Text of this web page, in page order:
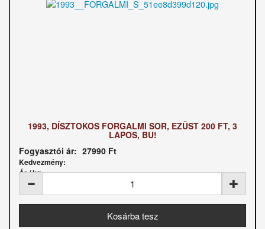
1993, DÍSZTOKOS FORGALMI SOR, EZÜST 200 FT, 3
LAPOS, BU!
Fogyasztói ár: 27990 Ft
Kedvezmény:
Ár / kg: